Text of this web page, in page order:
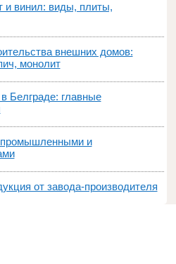
и винил: виды, плиты,
внешних домов:
монолит
Белграде: главные
и
от завода-производителя